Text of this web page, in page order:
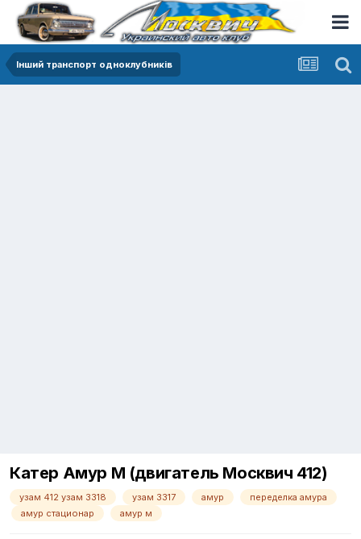
Інший транспорт одноклубників
Катер Амур М (двигатель Москвич 412)
узам 412 узам 3318 узам 3317 амур
переделка амура
амур стационар
амур м